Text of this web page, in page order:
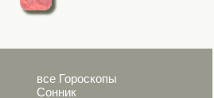
все Гороскопы
Сонник